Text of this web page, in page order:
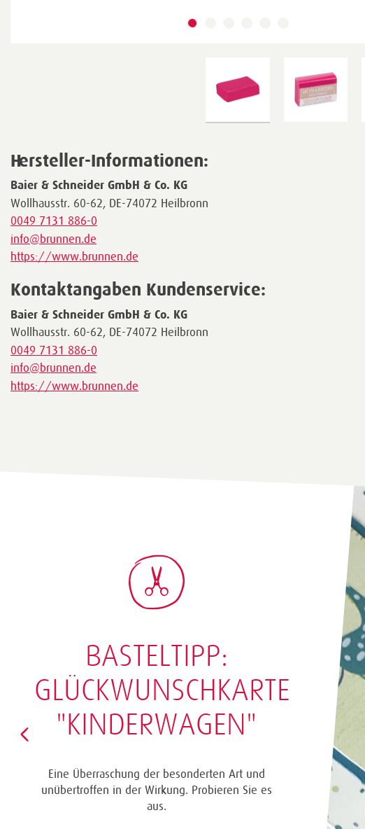
Hersteller-Informationen:
Baier & Schneider GmbH & Co. KG
Wollhausstr. 60-62, DE-74072 Heilbronn
0049 7131 886-0
info@brunnen.de
https://www.brunnen.de
Kontaktangaben Kundenservice:
Baier & Schneider GmbH & Co. KG
Wollhausstr. 60-62, DE-74072 Heilbronn
0049 7131 886-0
info@brunnen.de
https://www.brunnen.de
BASTELTIPP:
GLÜCKWUNSCHKARTE
"KINDERWAGEN"
Eine Überraschung der besonderten Art und
unübertroffen in der Wirkung. Probieren Sie es
aus.